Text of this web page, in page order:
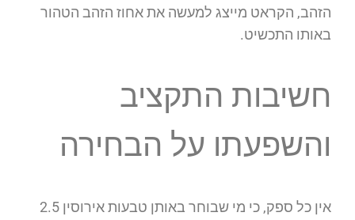
הזהב, הקראט מייצג למעשה את אחוז הזהב הטהור
באותו התכשיט.
חשיבות התקציב
והשפעתו על הבחירה
אין כל ספק, כי מי שבוחר באותן טבעות אירוסין 2.5